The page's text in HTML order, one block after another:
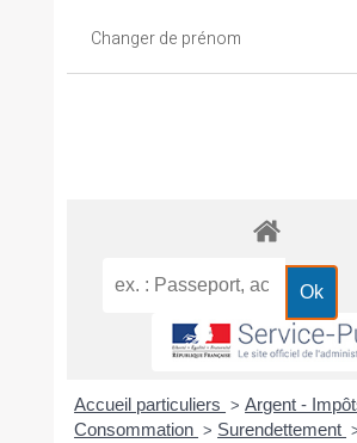
Changer de prénom
Accueil particuliers > Argent -
Consommation > Surendettement